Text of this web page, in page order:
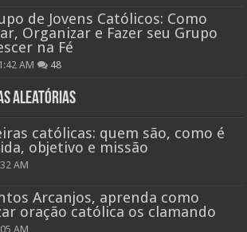
de Jovens Católicos: Como
Organizar e Fazer seu Grupo
na Fé
AM 48
aleatórias
católicas: quem são, como é
objetivo e missão
AM
Arcanjos, aprenda como
oração católica os clamando
AM